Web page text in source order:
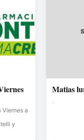
Viernes a
y
Matias
.